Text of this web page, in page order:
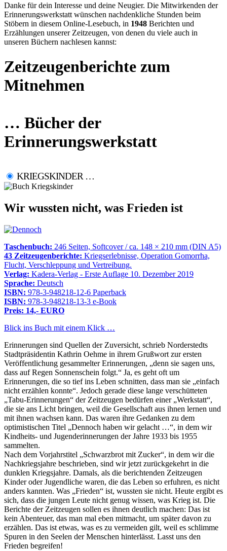
Danke für dein Interesse und deine Neugier. Die Mitwirkenden der
Erinnerungswerkstatt wünschen nachdenkliche Stunden beim
Stöbern in diesem Online-Lesebuch, in 1948 Berichten und
Erzählungen unserer Zeitzeugen, von denen du viele auch in
unseren Büchern nachlesen kannst:
Zeitzeugenberichte zum
Mitnehmen
… Bücher der
Erinnerungswerkstatt
KRIEGSKINDER …
Wir wussten nicht, was Frieden ist
Taschenbuch: 246 Seiten, Softcover / ca. 148 × 210 mm (DIN A5)
43 Zeitzeugenberichte: Kriegserlebnisse, Operation Gomorrha,
Flucht, Verschleppung und Vertreibung.
Verlag: Kadera-Verlag - Erste Auflage 10. Dezember 2019
Sprache: Deutsch
ISBN: 978-3-948218-12-6 Paperback
ISBN: 978-3-948218-13-3 e-Book
Preis: 14,- EURO
Blick ins Buch mit einem Klick …
Erinnerungen sind Quellen der Zuversicht, schrieb Norderstedts
Stadtpräsidentin Kathrin Oehme in ihrem Grußwort zur ersten
Veröffentlichung gesammelter Erinnerungen,
denn sie sagen uns,
dass auf Regen Sonnenschein folgt.
Ja, es geht oft um
Erinnerungen, die so tief ins Leben schnitten, dass man sie
einfach
nicht erzählen konnte . Jedoch gerade diese lange verschütteten
Tabu-Erinnerungen
der Zeitzeugen bedürfen einer Werkstatt ,
die sie ans Licht bringen, weil die Gesellschaft aus ihnen lernen und
mit ihnen wachsen kann. Das waren ihre Gedanken zu dem
optimistischen Titel
Dennoch haben wir gelacht … , in dem wir
Kindheits- und Jugenderinnerungen der Jahre 1933 bis 1955
sammelten.
Nach dem Vorjahrstitel
Schwarzbrot mit Zucker , in dem wir die
Nachkriegsjahre beschrieben, sind wir jetzt zurückgekehrt in die
dunklen Kriegsjahre. Damals, als die berichtenden Zeitzeugen
Kinder oder Jugendliche waren, die das Leben so erfuhren, es nicht
anders kannten. Was
Frieden
ist, wussten sie nicht. Heute ergibt es
sich, dass die jungen Leute nicht genug wissen, was Krieg ist. Die
Berichte der Zeitzeugen sollen es ihnen deutlich machen: Das ist
kein Abenteuer, das man mal eben mitmacht, um später davon zu
erzählen. Das ist etwas, was es zu vermeiden gilt, weil es schlimme
Spuren in den Seelen der Menschen hinterlässt. Lasst uns den
Frieden begreifen!